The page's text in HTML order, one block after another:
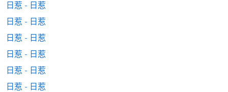
日惹 - 日惹
日惹 - 日惹
日惹 - 日惹
日惹 - 日惹
日惹 - 日惹
日惹 - 日惹